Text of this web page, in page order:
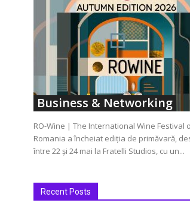
Business & Networking
RO-Wine | The International Wine Festival
Romania a încheiat ediția de primăvară,
între 22 și 24 mai la Fratelli Studios, cu un...
Recent Posts